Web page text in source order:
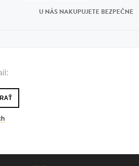
U NÁS NAKUPUJETE BEZPEČNE